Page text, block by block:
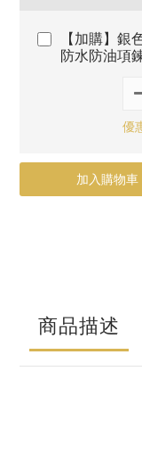
【加購】
防水防油項
優
加入購物車
商品描述